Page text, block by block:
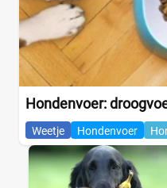
Hondenvoer:
Weetje Hondenvoer